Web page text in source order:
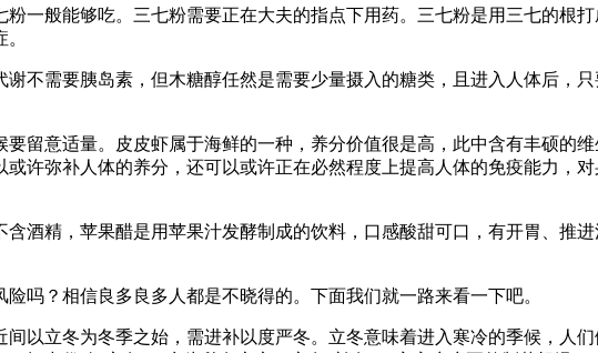
般能够吃。三七粉需要正在大夫的指点下用药。三七粉是用三七的根
需要胰岛素，但木糖醇任然是需要少量摄入的糖类，且进入人体后，
意适量。皮皮虾属于海鲜的一种，养分价值很是高，此中含有丰硕的
许弥补人体的养分，还可以或许正在必然程度上提高人体的免疫能力，
精，苹果醋是用苹果汁发酵制成的饮料，口感酸甜可口，有开胃、推
？相信良多良多人都是不晓得的。下面我们就一路来看一下吧。
立冬为冬季之始，需进补以度严冬。立冬意味着进入寒冷的季候，人